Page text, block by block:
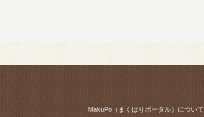
MakuPo（まくはりポータル）について